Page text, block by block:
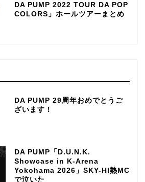
DA PUMP 2022 TOUR DA POP
COLORS」ホールツアーまとめ
DA PUMP 29周年おめでとうご
ざいます！
DA PUMP「D.U.N.K.
Showcase in K-Arena
Yokohama 2026」SKY-HI熱MC
で泣いた